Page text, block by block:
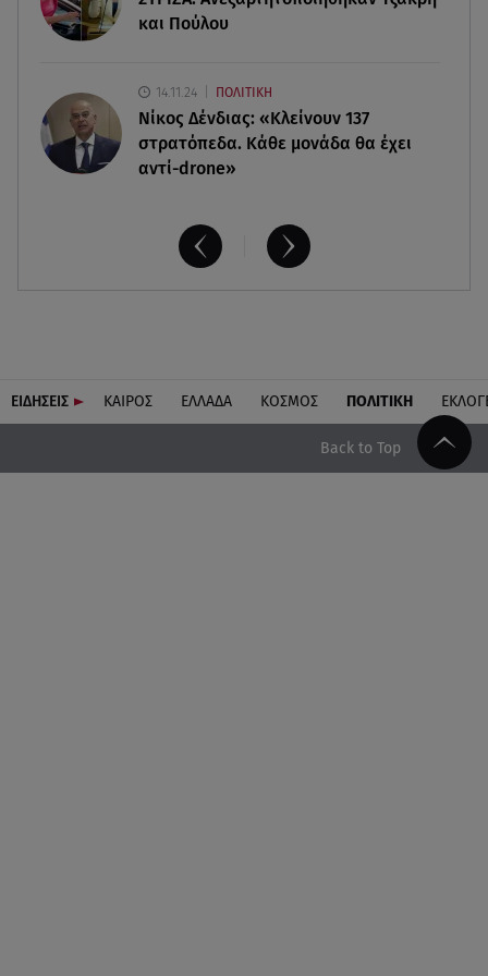
και Πούλου
14.11.24 ΠΟΛΙΤΙΚΗ
Νίκος Δένδιας: «Κλείνουν 137
στρατόπεδα. Kάθε μονάδα θα έχει
αντί-drone»
ΕΙΔΗΣΕΙΣ ΚΑΙΡΟΣ ΕΛΛΑΔΑ ΚΟΣΜΟΣ ΠΟΛΙΤΙΚΗ
Back to Top